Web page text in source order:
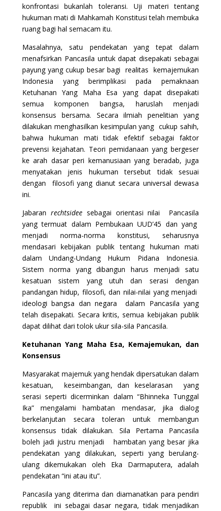
konfrontasi bukanlah toleransi. Uji materi tentang
hukuman mati di Mahkamah Konstitusi telah membuka
ruang bagi hal semacam itu.
Masalahnya, satu pendekatan yang tepat dalam
menafsirkan Pancasila untuk dapat disepakati sebagai
payung yang cukup besar bagi realitas kemajemukan
Indonesia yang berimplikasi pada pemaknaan
Ketuhanan Yang Maha Esa yang dapat disepakati
semua komponen bangsa, haruslah menjadi
konsensus bersama. Secara ilmiah penelitian yang
dilakukan menghasilkan kesimpulan yang cukup sahih,
bahwa hukuman mati tidak efektif sebagai faktor
prevensi kejahatan. Teori pemidanaan yang bergeser
ke arah dasar peri kemanusiaan yang beradab, juga
menyatakan jenis hukuman tersebut tidak sesuai
dengan filosofi yang dianut secara universal dewasa
ini.
Jabaran rechtsideesebagai orientasi nilai Pancasila
yang termuat dalam Pembukaan UUD’45 dan yang
menjadi norma-norma konstitusi, seharusnya
mendasari kebijakan publik tentang hukuman mati
dalam Undang-Undang Hukum Pidana Indonesia.
Sistem norma yang dibangun harus menjadi satu
kesatuan sistem yang utuh dan serasi dengan
pandangan hidup, filosofi, dan nilai-nilai yang menjadi
ideologi bangsa dan negara dalam Pancasila yang
telah disepakati. Secara kritis, semua kebijakan publik
dapat dilihat dari tolok ukur sila-sila Pancasila.
Ketuhanan Yang Maha Esa, Kemajemukan, dan
Konsensus
Masyarakat majemuk yang hendak dipersatukan dalam
kesatuan, keseimbangan, dan keselarasan yang
serasi seperti dicerminkan dalam “Bhinneka Tunggal
Ika” mengalami hambatan mendasar, jika dialog
berkelanjutan secara toleran untuk membangun
konsensus tidak dilakukan. Sila Pertama Pancasila
boleh jadi justru menjadi hambatan yang besar jika
pendekatan yang dilakukan, seperti yang berulang-
ulang dikemukakan oleh Eka Darmaputera, adalah
pendekatan “ini atau itu”.
Pancasila yang diterima dan diamanatkan para pendiri
republik ini sebagai dasar negara, tidak menjadikan